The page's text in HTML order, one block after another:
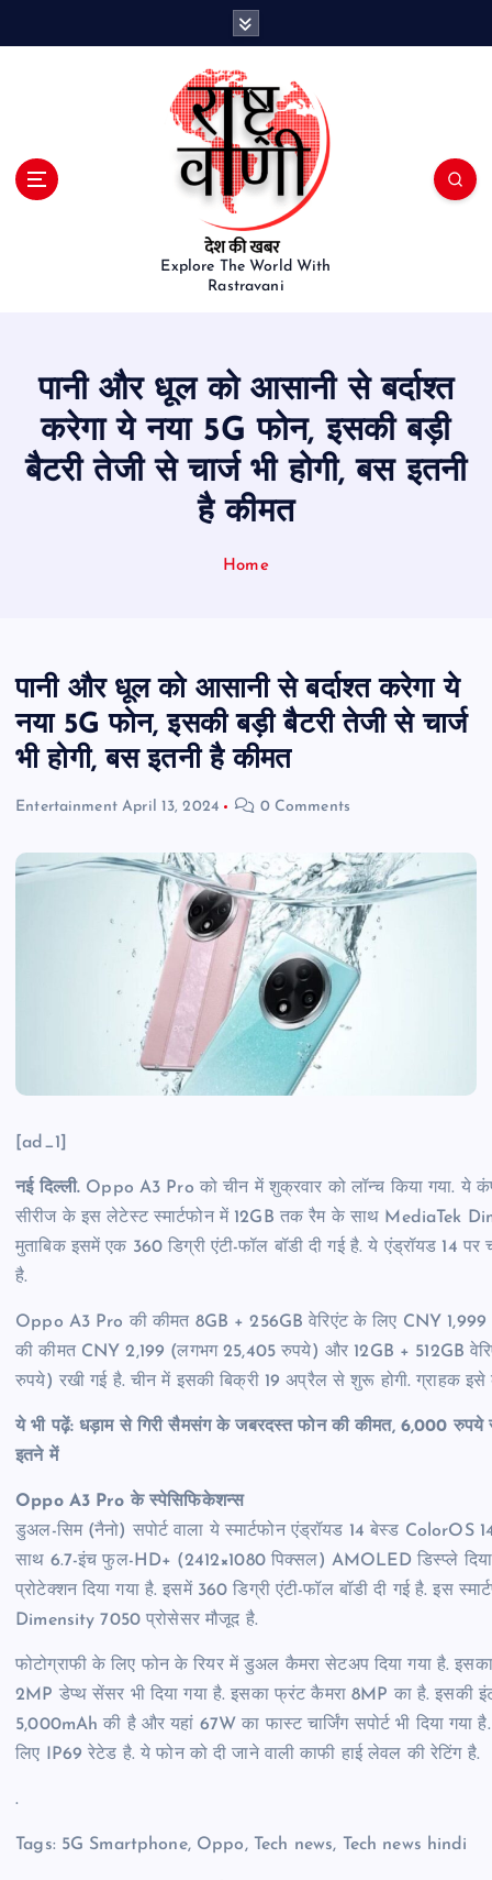
Explore The World With
Rastravani
पानी और धूल को आसानी से बर्दाश्त
करेगा ये नया 5G फोन, इसकी बड़ी
बैटरी तेजी से चार्ज भी होगी, बस इतनी
है कीमत
Home
पानी और धूल को आसानी से बर्दाश्त करेगा ये
नया 5G फोन, इसकी बड़ी बैटरी तेजी से चार्ज
भी होगी, बस इतनी है कीमत
Entertainment April 13, 2024 0 Comments
[ad_1]
नई दिल्ली. Oppo A3 Pro को चीन में शुक्रवार को लॉन्च किया गया.
सीरीज के इस लेटेस्ट स्मार्टफोन में 12GB तक रैम के साथ MediaTek
मुताबिक इसमें एक 360 डिग्री एंटी-फॉल बॉडी दी गई है. ये एंड्रॉयड 14
है.
Oppo A3 Pro की कीमत 8GB + 256GB वेरिएंट के लिए CNY
की कीमत CNY 2,199 (लगभग 25,405 रुपये) और 12GB + 512GB
रुपये) रखी गई है. चीन में इसकी बिक्री 19 अप्रैल से शुरू होगी. ग्राहक इसे
ये भी पढ़ें: धड़ाम से गिरी सैमसंग के जबरदस्त फोन की कीमत, 6,000 रुपये
इतने में
Oppo A3 Pro के स्पेसिफिकेशन्स
डुअल-सिम (नैनो) सपोर्ट वाला ये स्मार्टफोन एंड्रॉयड 14 बेस्ड
साथ 6.7-इंच फुल-HD+ (2412×1080 पिक्सल) AMOLED डिस्प्ले दिया
प्रोटेक्शन दिया गया है. इसमें 360 डिग्री एंटी-फॉल बॉडी दी गई है. इस
Dimensity 7050 प्रोसेसर मौजूद है.
फोटोग्राफी के लिए फोन के रियर में डुअल कैमरा सेटअप दिया गया है.
2MP डेप्थ सेंसर भी दिया गया है. इसका फ्रंट कैमरा 8MP का है. इसकी
5,000mAh की है और यहां 67W का फास्ट चार्जिंग सपोर्ट भी दिया
लिए IP69 रेटेड है. ये फोन को दी जाने वाली काफी हाई लेवल की रेटिंग है.
.
Tags: 5G Smartphone, Oppo, Tech news, Tech news hindi